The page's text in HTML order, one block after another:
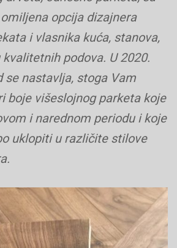
opcija dizajnera
i vlasnika kuća, stanova,
podova. U 2020.
se nastavlja, stoga Vam
boje višeslojnog parketa koje
i narednom periodu i koje
uklopiti u različite stilove